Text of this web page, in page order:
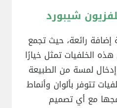
شيبورد
إضافة رائعة، حيث تجمع
الخلفيات تمثل خيارًا
لمسة من الطبيعة
تتوفر بألوان وأنماط
مع أي تصميم